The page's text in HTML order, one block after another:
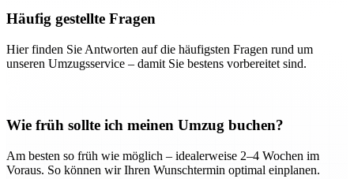
Häufig gestellte Fragen
Hier finden Sie Antworten auf die häufigsten Fragen rund um
unseren Umzugsservice – damit Sie bestens vorbereitet sind.
Wie früh sollte ich meinen Umzug buchen?
Am besten so früh wie möglich – idealerweise 2–4 Wochen im
Voraus. So können wir Ihren Wunschtermin optimal einplanen.